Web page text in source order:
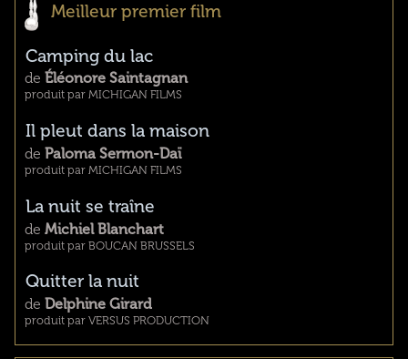
Meilleur premier film
Camping du lac
de Éléonore Saintagnan
produit par MICHIGAN FILMS
Il pleut dans la maison
de Paloma Sermon-Daï
produit par MICHIGAN FILMS
La nuit se traîne
de Michiel Blanchart
produit par BOUCAN BRUSSELS
Quitter la nuit
de Delphine Girard
produit par VERSUS PRODUCTION